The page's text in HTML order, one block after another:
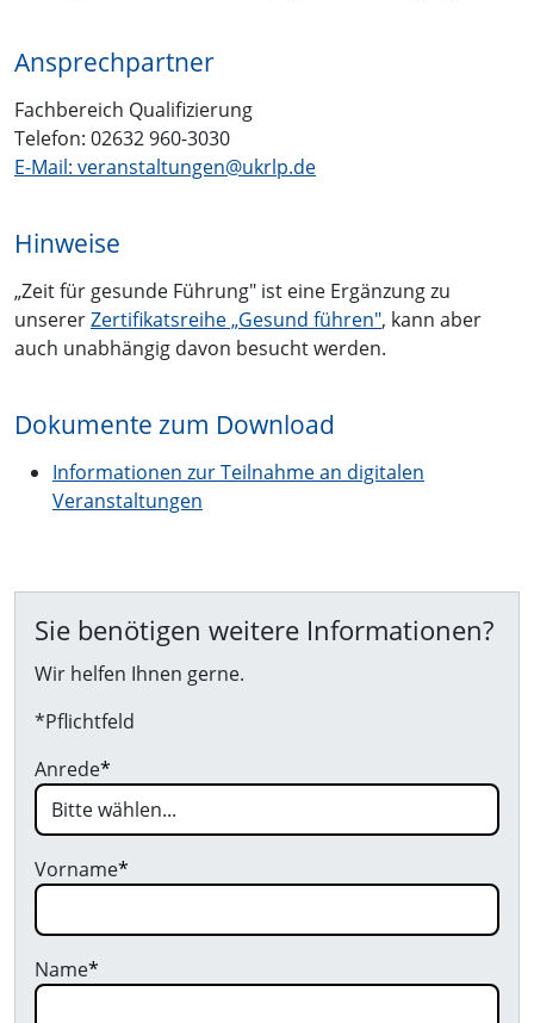
Ansprechpartner
Fachbereich Qualifizierung
Telefon: 02632 960-3030
E-Mail: veranstaltungen@ukrlp.de
Hinweise
„Zeit für gesunde Führung" ist eine Ergänzung zu
unsererZertifikatsreihe „Gesund führen", kann aber
auch unabhängig davon besucht werden.
Dokumente zum Download
Informationen zur Teilnahme an digitalen
Veranstaltungen
Sie benötigen weitere Informationen?
Wir helfen Ihnen gerne.
*Pflichtfeld
Anrede*
Vorname*
Name*